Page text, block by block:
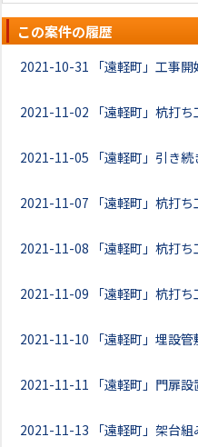
この案件の履歴
2021-10-31 「遠軽町」工事
2021-11-02 「遠軽町」杭打ち
2021-11-05 「遠軽町」引き
2021-11-07 「遠軽町」杭打
2021-11-08 「遠軽町」杭打
2021-11-09 「遠軽町」杭打
2021-11-10 「遠軽町」埋設
2021-11-11 「遠軽町」門扉
2021-11-13 「遠軽町」架台